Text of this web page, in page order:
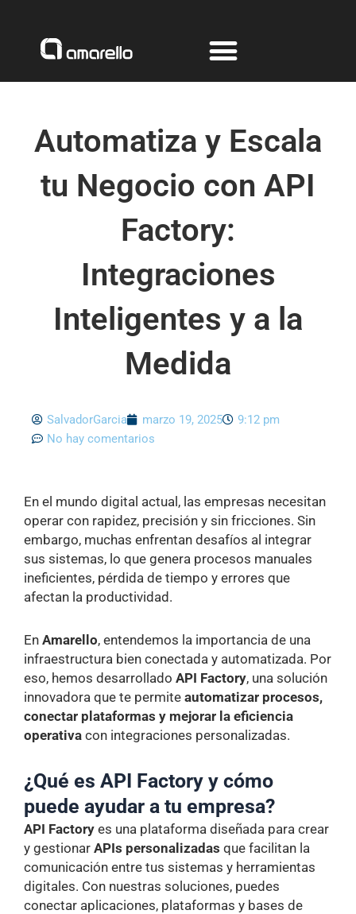
contenido
Automatiza y Escala
tu Negocio con API
Factory:
Integraciones
Inteligentes y a la
Medida
SalvadorGarcia marzo 19, 2025
9:12 pm
No hay comentarios
En el mundo digital actual, las empresas necesitan
operar con rapidez, precisión y sin fricciones. Sin
embargo, muchas enfrentan desafíos al integrar
sus sistemas, lo que genera procesos manuales
ineficientes, pérdida de tiempo y errores que
afectan la productividad.
En Amarello, entendemos la importancia de una
infraestructura bien conectada y automatizada. Por
eso, hemos desarrollado API Factory, una solución
innovadora que te permite automatizar procesos,
conectar plataformas y mejorar la eficiencia
operativa con integraciones personalizadas.
¿Qué es API Factory y cómo
puede ayudar a tu empresa?
API Factory es una plataforma diseñada para crear
y gestionar APIs personalizadas que facilitan la
comunicación entre tus sistemas y herramientas
digitales. Con nuestras soluciones, puedes
conectar aplicaciones, plataformas y bases de